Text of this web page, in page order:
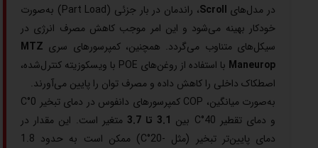
در مدل‌های Scroll
، راندمان در بار جزئی (Part Load) به‌صورت
خودکار بهینه می‌شود و این امر موجب کاهش مصرف انرژی در
سیکل‌های متناوب می‌گردد. همچنین، کمپرسورهای سری MTZ
Maneurop
با استفاده از روغن‌های POE با ویسکوزیته کنترل‌شده،
اصطکاک داخلی را کاهش داده و مصرف توان را پایین می‌آورند.
به‌صورت میانگین، COP کمپرسورهای دانفوس در دمای تبخیر 0°C
و دمای تقطیر 40°C بین
3.1 تا 3.7
متغیر است. این مقدار در
دمای پایین‌تر تبخیر (مثل -20°C) ممکن است به حدود 1.8